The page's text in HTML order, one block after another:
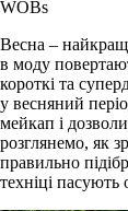
WOBs
Весна –
в моду
короткі та
у весняний
мейкап і
розглянемо, як
правильно
техніці